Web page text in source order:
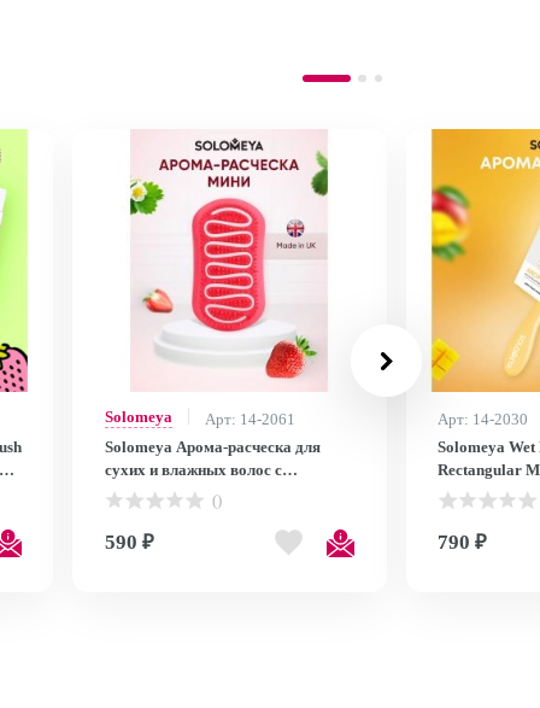
Solomeya
Арт: 14-2061
Solomeya Арома-расческа для
сухих и влажных волос с
ароматом Клубники мини / Aroma
Brush for Wet&Dry hair Strawberry
mini, 1 шт
()
590 ₽
Арт: 14-2030
Solomeya
Rectangular
сухих и
ароматом
790 ₽